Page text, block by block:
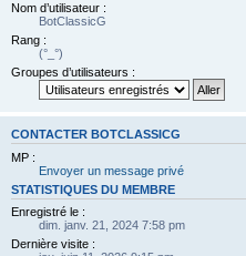
Nom d’utilisateur :
BotClassicG
Rang :
(°_°)
Groupes d’utilisateurs :
CONTACTER BOTCLASSICG
MP :
Envoyer un message privé
STATISTIQUES DU MEMBRE
Enregistré le :
dim. janv. 21, 2024 7:58 pm
Dernière visite :